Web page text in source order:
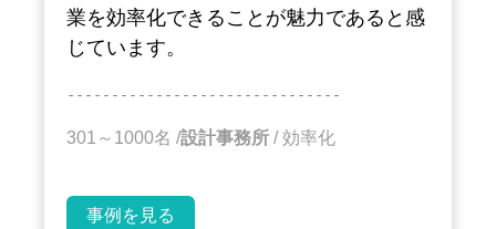
業を効率化できることが魅力であると感
じています。
－－－－－－－－－－－－－－－－－－－－－－－－－－－－－－－
301～1000名 /設計事務所 /効率化
事例を見る